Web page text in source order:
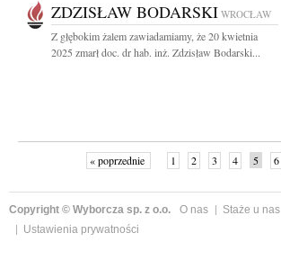
ZDZISŁAW BODARSKI WROCŁAW
Z głębokim żalem zawiadamiamy, że 20 kwietnia
2025 zmarł doc. dr hab. inż. Zdzisław Bodarski...
« poprzednie 1 2 3 4 5 6
Copyright © Wyborcza sp. z o.o. O nas Staże u nas
Ustawienia prywatności